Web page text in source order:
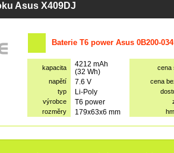
Asus X409DJ
Baterie T6 power Asus 0B200-
kapacita
4212 mAh
(32 Wh)
cena
napětí
7.6 V
cena
typ
Li-Poly
výrobce
T6 power
rozměry
179x63x6 mm